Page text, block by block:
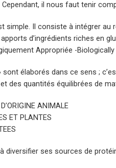
il nous faut tenir
simple. Il consiste à intégrer
d’ingrédients riches en
Appropriée -Biologically
sont élaborés dans ce sens ;
des quantités équilibrées de
ANIMALE
ET PLANTES
à diversifier ses sources de